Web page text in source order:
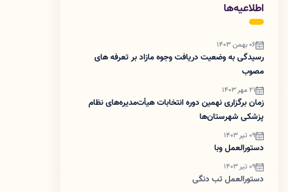
اطلاعیه‌ها
06 بهمن 1403
رسیدگی به وضعیت دریافت وجوه مازاد بر تعرفه های
مصوب
21 مهر 1403
زمان برگزاری نهمین دوره انتخابات هیأت‌مدیره‌های نظام
پزشکی شهرستان‌ها
09 تیر 1403
دستورالعمل وبا
09 تیر 1403
دستورالعمل تب دنگی